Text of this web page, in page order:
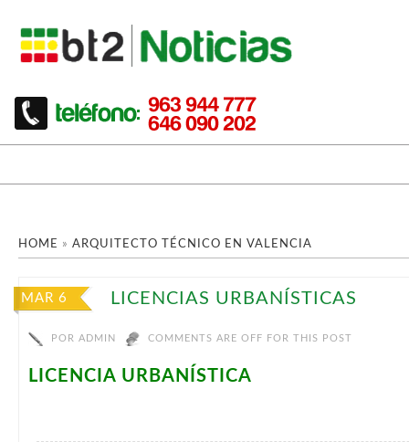
HOME » ARQUITECTO TÉCNICO EN VALENCIA
MAR 6 LICENCIAS URBANÍSTICAS
POR ADMIN COMMENTS ARE OFF FOR THIS POST
LICENCIA URBANÍSTICA